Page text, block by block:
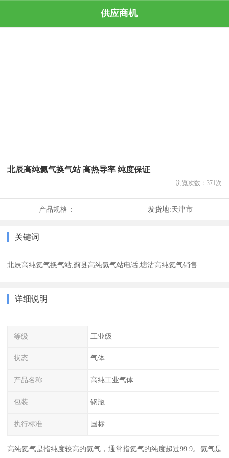
供应商机
北辰高纯氦气换气站 高热导率 纯度保证
浏览次数： 371 次
产品规格： 发货地:天津市
关键词
北辰高纯氦气换气站,蓟县高纯氦气站电话,塘沽高纯氦气销售
详细说明
等级 工业级
状态 气体
产品名称 高纯工业气体
包装 钢瓶
执行标准 国标
高纯氦气是指纯度较高的氦气，通常指氦气的纯度超过99.9。氦气是